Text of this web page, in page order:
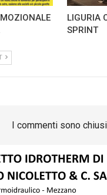
LIGURIA
SPRINT
I commenti sono